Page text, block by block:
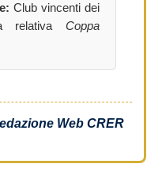
Club vincenti dei
relativa Coppa
Web CRER